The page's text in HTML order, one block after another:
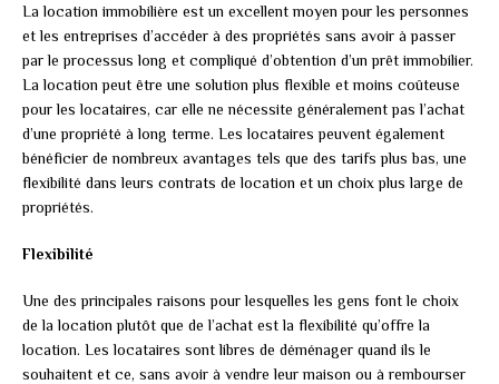
La location immobilière est un excellent moyen pour les personnes
et les entreprises d’accéder à des propriétés sans avoir à passer
par le processus long et compliqué d’obtention d’un prêt immobilier.
La location peut être une solution plus flexible et moins coûteuse
pour les locataires, car elle ne nécessite généralement pas l’achat
d’une propriété à long terme. Les locataires peuvent également
bénéficier de nombreux avantages tels que des tarifs plus bas, une
flexibilité dans leurs contrats de location et un choix plus large de
propriétés.
Flexibilité
Une des principales raisons pour lesquelles les gens font le choix
de la location plutôt que de l’achat est la flexibilité qu’offre la
location. Les locataires sont libres de déménager quand ils le
souhaitent et ce, sans avoir à vendre leur maison ou à rembourser